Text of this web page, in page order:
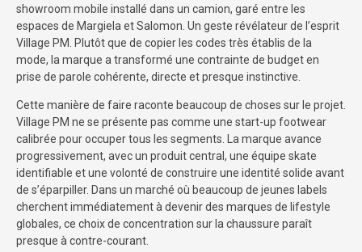
showroom mobile installé dans un camion, garé entre les
espaces de Margiela et Salomon. Un geste révélateur de l’esprit
Village PM. Plutôt que de copier les codes très établis de la
mode, la marque a transformé une contrainte de budget en
prise de parole cohérente, directe et presque instinctive.
Cette manière de faire raconte beaucoup de choses sur le projet.
Village PM ne se présente pas comme une start-up footwear
calibrée pour occuper tous les segments. La marque avance
progressivement, avec un produit central, une équipe skate
identifiable et une volonté de construire une identité solide avant
de s’éparpiller. Dans un marché où beaucoup de jeunes labels
cherchent immédiatement à devenir des marques de lifestyle
globales, ce choix de concentration sur la chaussure paraît
presque à contre-courant.